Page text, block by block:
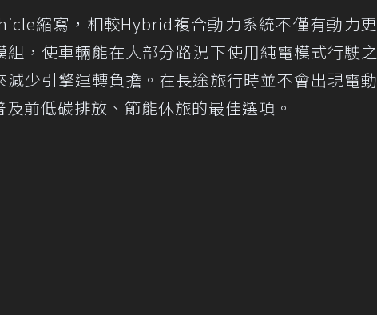
縮寫，相較Hybrid複合動力系統不僅有動力更
，使車輛能在大部分路況下使用純電模式行駛之
少引擎運轉負擔。在長途旅行時並不會出現電動
前低碳排放、節能休旅的最佳選項。